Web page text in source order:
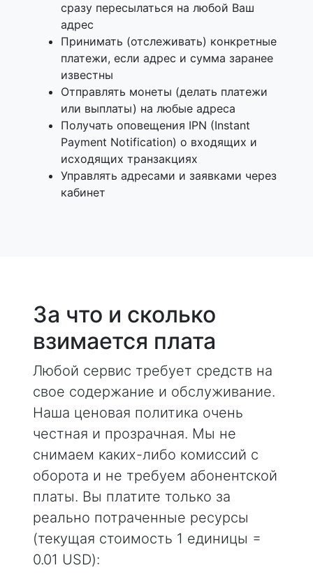
сразу пересылаться на любой Ваш
адрес
Принимать (отслеживать) конкретные
платежи, если адрес и сумма заранее
известны
Отправлять монеты (делать платежи
или выплаты) на любые адреса
Получать оповещения IPN (Instant
Payment Notification) о входящих и
исходящих транзакциях
Управлять адресами и заявками через
кабинет
За что и сколько
взимается плата
Любой сервис требует средств на
свое содержание и обслуживание.
Наша ценовая политика очень
честная и прозрачная. Мы не
снимаем каких-либо комиссий с
оборота и не требуем абонентской
платы. Вы платите только за
реально потраченные ресурсы
(текущая стоимость 1 единицы =
0.01 USD):